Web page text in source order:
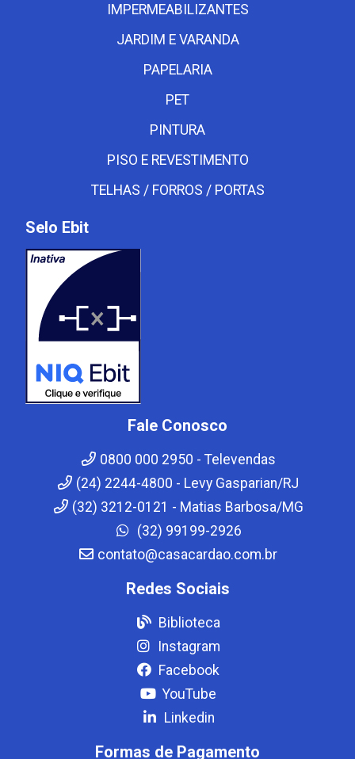
IMPERMEABILIZANTES
JARDIM E VARANDA
PAPELARIA
PET
PINTURA
PISO E REVESTIMENTO
TELHAS / FORROS / PORTAS
Selo Ebit
Fale Conosco
0800 000 2950 - Televendas
(24) 2244-4800 - Levy Gasparian/RJ
(32) 3212-0121 - Matias Barbosa/MG
(32) 99199-2926
contato@casacardao.com.br
Redes Sociais
Biblioteca
Instagram
Facebook
YouTube
Linkedin
Formas de Pagamento